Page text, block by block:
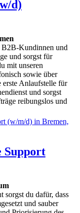
d)
B2B-Kundinnen und
und sorgst für
mit unseren
sowie über
Anlaufstelle für
und sorgst
reibungslos und
Support
sorgst du dafür, dass
und sauber